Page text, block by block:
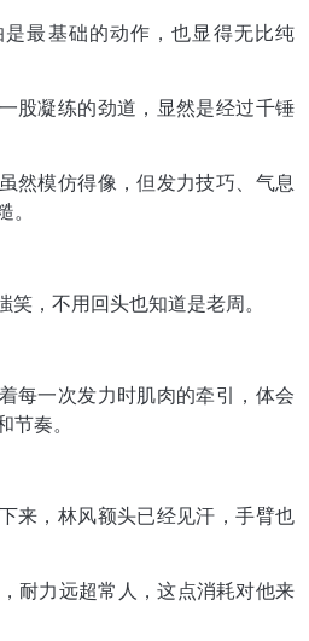
最基础的动作，也显得无比纯
股凝练的劲道，显然是经过千锤
然模仿得像，但发力技巧、气息
，不用回头也知道是老周。
每一次发力时肌肉的牵引，体会
奏。
来，林风额头已经见汗，手臂也
耐力远超常人，这点消耗对他来